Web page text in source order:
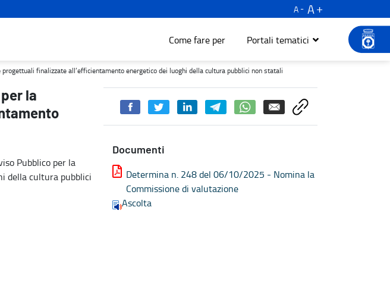
A
A
Come fare per Portali tematici
all’efficientamento energetico dei luoghi della cultura pubblici non statali - Turismo e cultura
finalizzate all’efficientamento energetico dei luoghi della cultura pubblici non statali
la
Pubblico per la
della cultura pubblici
Documenti
Determina n. 248 del 06/10/2025 - Nomina la
Commissione di valutazione
Ascolta